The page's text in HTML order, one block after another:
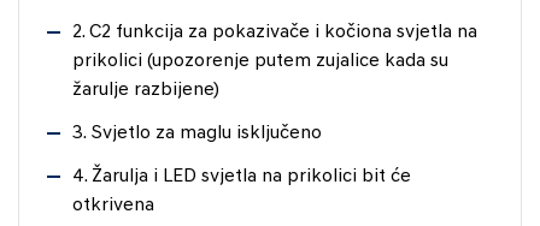
2. C2 funkcija za pokazivače i kočiona svjetla na
prikolici (upozorenje putem zujalice kada su
žarulje razbijene)
3. Svjetlo za maglu isključeno
4. Žarulja i LED svjetla na prikolici bit će
otkrivena